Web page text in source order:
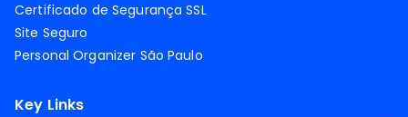
Certificado de Segurança SSL
Site Seguro
Personal Organizer São Paulo
Key Links